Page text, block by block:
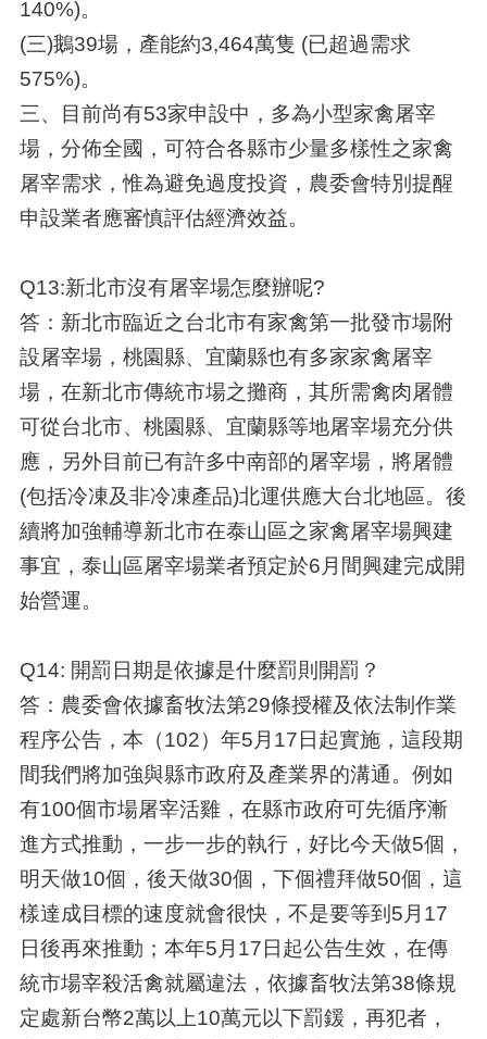
140%)。
(三)鵝39場，產能約3,464萬隻 (已超過需求
575%)。
三、目前尚有53家申設中，多為小型家禽屠宰
場，分佈全國，可符合各縣市少量多樣性之家禽
屠宰需求，惟為避免過度投資，農委會特別提醒
申設業者應審慎評估經濟效益。
Q13:新北市沒有屠宰場怎麼辦呢?
答：新北市臨近之台北市有家禽第一批發市場附
設屠宰場，桃園縣、宜蘭縣也有多家家禽屠宰
場，在新北市傳統市場之攤商，其所需禽肉屠體
可從台北市、桃園縣、宜蘭縣等地屠宰場充分供
應，另外目前已有許多中南部的屠宰場，將屠體
(包括冷凍及非冷凍產品)北運供應大台北地區。後
續將加強輔導新北市在泰山區之家禽屠宰場興建
事宜，泰山區屠宰場業者預定於6月間興建完成開
始營運。
Q14: 開罰日期是依據是什麼罰則開罰？
答：農委會依據畜牧法第29條授權及依法制作業
程序公告，本（102）年5月17日起實施，這段期
間我們將加強與縣市政府及產業界的溝通。例如
有100個市場屠宰活雞，在縣市政府可先循序漸
進方式推動，一步一步的執行，好比今天做5個，
明天做10個，後天做30個，下個禮拜做50個，這
樣達成目標的速度就會很快，不是要等到5月17
日後再來推動；本年5月17日起公告生效，在傳
統市場宰殺活禽就屬違法，依據畜牧法第38條規
定處新台幣2萬以上10萬元以下罰鍰，再犯者，